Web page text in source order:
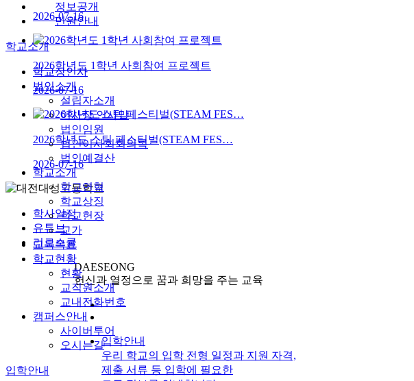
정보공개
민원안내
학교소개
학교장인사
법인소개
설립자소개
이사장 인사말
법인임원
법인이사회회의록
법인예결산
학교소개
학교연혁
학교상징
학교헌장
교가
교육목표
학교현황
현황
교직원소개
교내전화번호
캠퍼스안내
사이버투어
오시는길
입학안내
2026-07-16
2026학년도 1학년 사회참여 프로젝트
2026-07-16
2026학년도 스팀 페스티벌(STEAM FES…
2026-07-16
학사일정
유튜브
리로스쿨
DAESEONG
헌신과 열정으로 꿈과 희망을 주는 교육
입학안내
우리 학교의 입학 전형 일정과 지원 자격,
제출 서류 등 입학에 필요한